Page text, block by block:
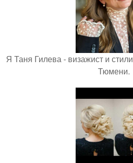
Я Таня Гилева - визажист и
Тюмени.